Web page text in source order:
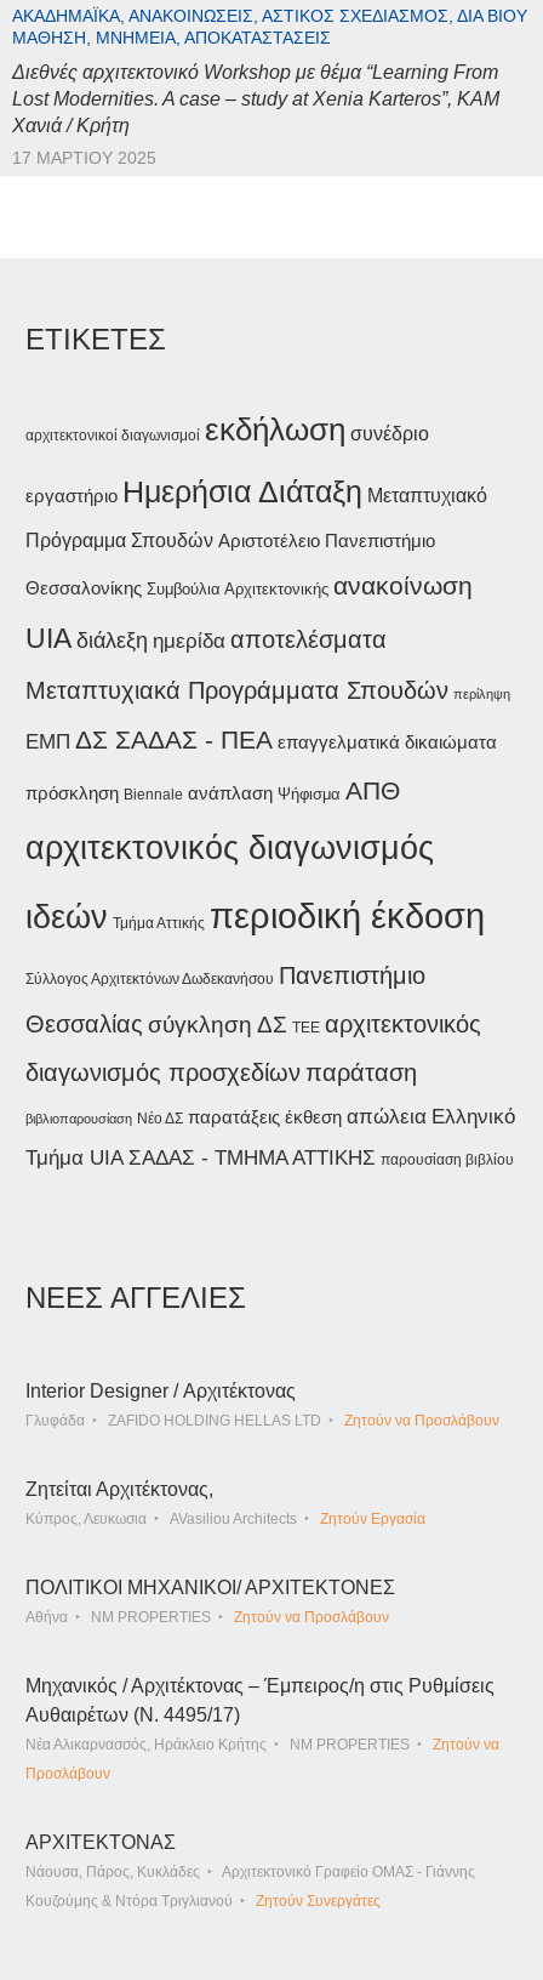
ΑΚΑΔΗΜΑΪΚΆ, ΑΝΑΚΟΙΝΏΣΕΙΣ, ΑΣΤΙΚΌΣ ΣΧΕΔΙΑΣΜΌΣ, ΔΙΆ ΒΊΟΥ
ΜΆΘΗΣΗ, ΜΝΗΜΕΊΑ, ΑΠΟΚΑΤΑΣΤΆΣΕΙΣ
Διεθνές αρχιτεκτονικό Workshop με θέμα “Learning From
Lost Modernities. A case – study at Xenia Karteros”, ΚΑΜ
Χανιά / Κρήτη
17 ΜΑΡΤΊΟΥ 2025
ΕΤΙΚΕΤΕΣ
αρχιτεκτονικοί διαγωνισμοί εκδήλωση συνέδριο
εργαστήριο Ημερήσια Διάταξη Μεταπτυχιακό
Πρόγραμμα Σπουδών Αριστοτέλειο Πανεπιστήμιο
Θεσσαλονίκης Συμβούλια Αρχιτεκτονικής ανακοίνωση
UIA διάλεξη ημερίδα αποτελέσματα
Μεταπτυχιακά Προγράμματα Σπουδών περίληψη
ΕΜΠ ΔΣ ΣΑΔΑΣ - ΠΕΑ επαγγελματικά δικαιώματα
πρόσκληση Biennale ανάπλαση Ψήφισμα ΑΠΘ
αρχιτεκτονικός διαγωνισμός
ιδεών Τμήμα Αττικής περιοδική έκδοση
Σύλλογος Αρχιτεκτόνων Δωδεκανήσου Πανεπιστήμιο
Θεσσαλίας σύγκληση ΔΣ ΤΕΕ αρχιτεκτονικός
διαγωνισμός προσχεδίωνπαράταση
βιβλιοπαρουσίαση Νέο ΔΣ παρατάξεις έκθεση απώλεια Ελληνικό
Τμήμα UIA ΣΑΔΑΣ - ΤΜΗΜΑ ΑΤΤΙΚΗΣ παρουσίαση βιβλίου
ΝΕΕΣ ΑΓΓΕΛΙΕΣ
Interior Designer / Αρχιτέκτονας
Γλυφάδα ZAFIDO HOLDING HELLAS LTD Ζητούν να Προσλάβουν
Ζητείται Αρχιτέκτονας,
Κύπρος, Λευκωσια AVasiliou Architects Ζητούν Εργασία
ΠΟΛΙΤΙΚΟΙ ΜΗΧΑΝΙΚΟΙ/ ΑΡΧΙΤΕΚΤΟΝΕΣ
Αθήνα NM PROPERTIES Ζητούν να Προσλάβουν
Μηχανικός / Αρχιτέκτονας – Έμπειρος/η στις Ρυθμίσεις
Αυθαιρέτων (Ν. 4495/17)
Νέα Αλικαρνασσός, Ηράκλειο Κρήτης NM PROPERTIES
Ζητούν να
Προσλάβουν
ΑΡΧΙΤΕΚΤΟΝΑΣ
Νάουσα, Πάρος, Κυκλάδες
Αρχιτεκτονικό Γραφείο ΟΜΑΣ - Γιάννης
Κουζούμης & Ντόρα Τριγλιανού
Ζητούν Συνεργάτες